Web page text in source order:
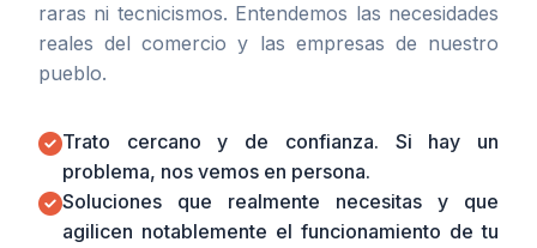
raras ni tecnicismos. Entendemos las necesidades
reales del comercio y las empresas de nuestro
pueblo.
Trato cercano y de confianza. Si hay un
problema, nos vemos en persona.
Soluciones que realmente necesitas y que
agilicen notablemente el funcionamiento de tu